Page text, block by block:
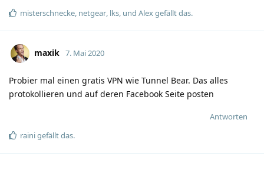
misterschnecke, netgear, lks, und Alexgefällt das.
maxik 7. Mai 2020
Probier mal einen gratis VPN wie Tunnel Bear. Das alles
protokollieren und auf deren Facebook Seite posten
Antworten
rainigefällt das.